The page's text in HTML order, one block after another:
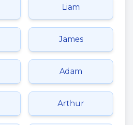
Liam
James
Adam
Arthur